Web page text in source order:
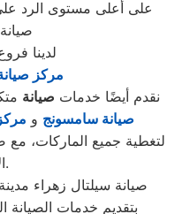
على أعلى مستوى الرد على
لدينا
مركز
نقدم أيضًا خدمات صيانة
صيانة سامسونج و
الأعطال.
صيانة سيلتال زهراء
بتقديم خدمات الصيانة